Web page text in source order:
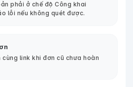
phải ở chế độ Công khai
lỗi nếu không quét được.
link khi đơn cũ chưa hoàn